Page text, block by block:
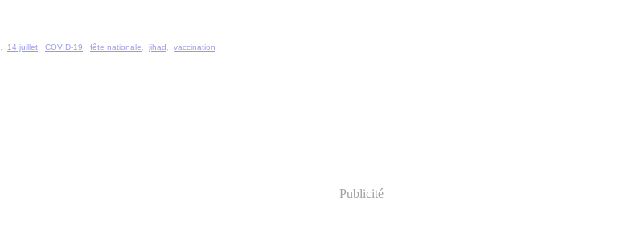
14 juillet COVID-19 fête nationale jihad vaccination
Publicité